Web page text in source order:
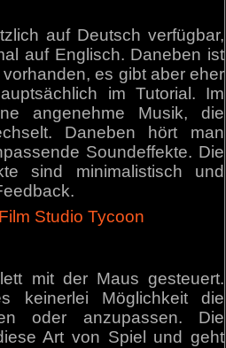
auf Deutsch verfügbar,
auf Englisch. Daneben ist
es gibt aber eher
im Tutorial. Im
angenehme Musik, die
Daneben hört man
Soundeffekte. Die
sind minimalistisch und
mit der Maus gesteuert.
keinerlei Möglichkeit die
oder anzupassen. Die
Art von Spiel und geht